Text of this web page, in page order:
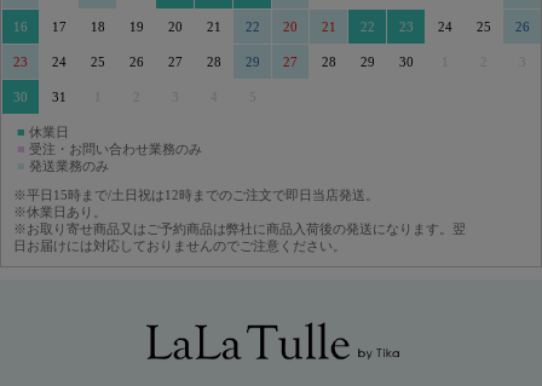
16 17 18 19 20 21 22
23 24 25 26 27 28 29
30 31 3 5
20 21 22 23 24 25 26
27 28 29 30 3
■ 休業日
■ 受注・お問い合わせ業務のみ
■ 発送業務のみ
※平日15時まで/土日祝は12時までのご注文で即日当店発送。
※休業日あり。
※お取り寄せ商品又はご予約商品は弊社に商品入荷後の発送になります。翌
日お届けには対応しておりませんのでご注意ください。